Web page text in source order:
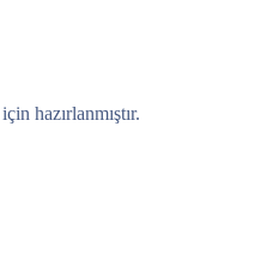
hazırlanmıştır.